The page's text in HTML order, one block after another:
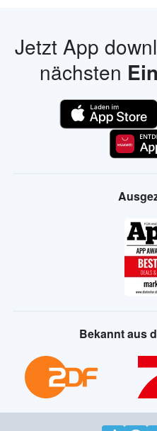
Jetzt App
nächsten
Bekannt aus